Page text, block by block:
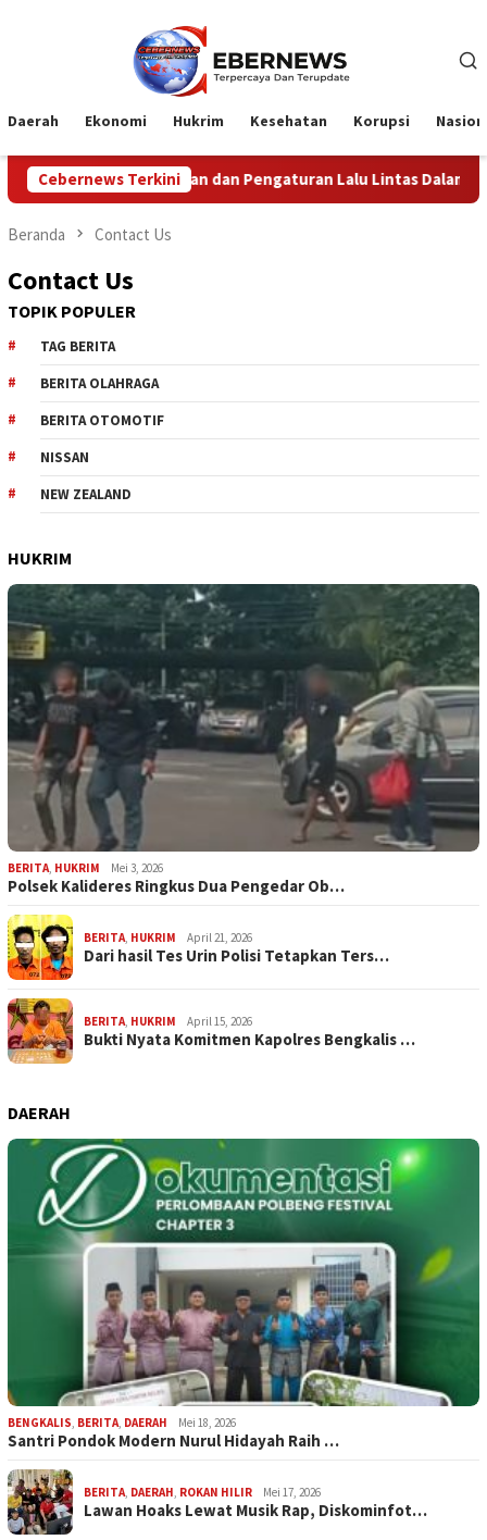
Daerah Ekonomi Hukrim Kesehatan Korupsi
Cebernews Terkini
Pengamanan dan Pengaturan Lalu Lintas Dalam Rangka
Beranda Contact Us
Contact Us
TOPIK POPULER
TAG BERITA
BERITA OLAHRAGA
BERITA OTOMOTIF
NISSAN
NEW ZEALAND
HUKRIM
BERITA, HUKRIM Mei 3, 2026
Polsek Kalideres Ringkus Dua Pengedar Ob…
BERITA, HUKRIM April 21, 2026
Dari hasil Tes Urin Polisi Tetapkan Ters…
BERITA, HUKRIM April 15, 2026
Bukti Nyata Komitmen Kapolres Bengkalis …
DAERAH
BENGKALIS, BERITA, DAERAH Mei 18, 2026
Santri Pondok Modern Nurul Hidayah Raih …
BERITA, DAERAH, ROKAN HILIR Mei 17, 2026
Lawan Hoaks Lewat Musik Rap, Diskominfot…